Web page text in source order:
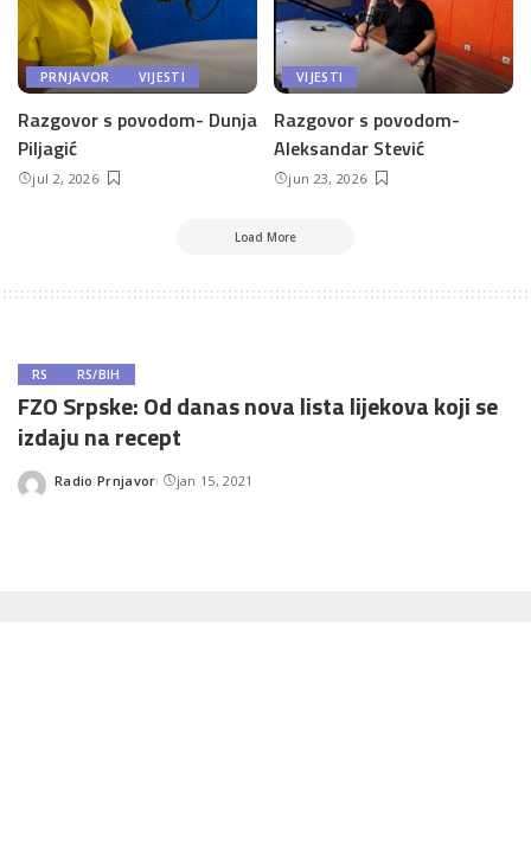
PRNJAVOR VIJESTI
Razgovor s povodom- Dunja
Piljagić
jul 2, 2026
VIJESTI
Razgovor s povodom-
Aleksandar Stević
jun 23, 2026
Load More
RS RS/BIH
FZO Srpske: Od danas nova lista lijekova koji se
izdaju na recept
Posted
Radio Prnjavor jan 15, 2021